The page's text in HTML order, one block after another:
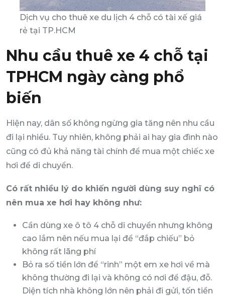
Dịch vụ cho thuê xe du lịch 4 chỗ có tài xế giá
rẻ tại TP.HCM
Nhu cầu thuê xe 4 chỗ tại
TPHCM ngày càng phổ
biến
Hiện nay, dân số không ngừng gia tăng nên nhu cầu
đi lại nhiều. Tuy nhiên, không phải ai hay gia đình nào
cũng có đủ khả năng tài chính để mua một chiếc xe
hơi để di chuyển.
Có rất nhiều lý do khiến người dùng suy nghĩ có
nên mua xe hơi hay không như:
Cần dùng xe ô tô 4 chỗ di chuyển nhưng không
cao lắm nên nếu mua lại để “đắp chiếu” bỏ
không rất lãng phí
Bỏ ra số tiền lớn để “rinh” một em xe hơi về mà
không thường đi lại và không có nơi để đậu, đỗ.
Diện tích nhà không lớn nên phải đi gửi, tốn tiền